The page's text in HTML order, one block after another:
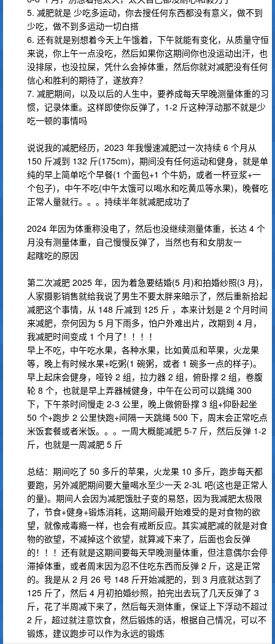
5. 减肥就是 少吃多运动，你去搜任何东西都没有意义，做不到
少吃，做不到多运动一切白搭
6. 还有就是别想着今天上午饿着，下午就能有变化，从质量守恒
来说，你上午一点没吃，然后如果你这期间你也没运动出汗，也
没排尿，也没拉屎，凭什么会掉体重，然后你就对减肥没有任何
信心和胜利的期待了，遂放弃？
7. 减肥期间，以及以后的人生中，要养成每天早晚测量体重的习
惯，记录体重。这样即使你反弹了，1-2 斤这种浮动那不就是少
吃一顿的事情吗
说说我的减肥经历，2023 年我慢速减肥过一次持续 6 个月从
150 斤减到 132 斤(175cm)，期间没有任何运动和健身，就是单
纯的早上简单吃个早餐(1 个面包+1 个牛奶，或者一杯豆浆+一
个包子)，中午不吃(中午太饿可以喝水和吃黄瓜等水果)，晚餐吃
正常人量就行。。。持续半年就减肥成功了
2024 年因为体重称没电了，然后也没继续测量体重，长达 4 个
月没有测量体重，自己慢慢反弹了，当然也有和女朋友一
起瞎吃的原因
第二次减肥 2025 年，因为着急要结婚(5 月)和拍婚纱照(3 月)，
人家摄影销售就给我说了男生不要太胖来暗示了，然后重新拾起
减肥这个事情，从 148 斤减到 125 斤 ，本来计划是 2 个月时间
来减肥，奈何因为 5 月下雨多，怕户外难出片，改期到 4 月，
我减肥时间变成 1 个月了！！！！
早上不吃，中午吃水果，各种水果，比如黄瓜和苹果，火龙果
等，晚上有时候水果+吃粥(1 碗粥，或者 1 碗多一点的样子)。
早上起床会健身，哑铃 2 组，拉力器 2 组，俯卧撑 2 组，卷腹
轮 8 个，也就是早上弄器械健身，中午在公司可以跳绳 300
下，下午茶时间慢走 2-3 公里，晚上做俯卧撑 3 组+仰卧起坐
50 个+跑步 2 公里快跑+间隔一天跳绳 500 下，周末会正常吃点
米饭套餐或者米饭。。。一周大概能减肥 5-7 斤，然后反弹 1-2
斤，也就是一周减肥 5 斤
总结：期间吃了 50 多斤的苹果，火龙果 10 多斤，跑步每天都
要跑，另外减肥期间要大量喝水至少一天 2-3L 吧(这也是正常人
的量)。期间人会因为减肥饿肚子变的易怒，因为我减肥太极限
了，节食+健身+锻炼消耗，这期间最开始难受的是对食物的欲
望，就像戒毒瘾一样，也会有戒断反应。其实减肥减的就是对食
物的欲望，不减掉这个欲望，就算减下来了，后面也会反弹
的！！！还有就是这期间要每天早晚测量体重，但注意偶尔会停
滞掉体重，或者周末因为忍不住吃东西而反弹 2 斤，这是正常
的。我是从 2 月 26 号 148 斤开始减肥的，到 3 月底就达到了
125 斤了，然后 4 月初拍婚纱照，拍完出去玩了几天反弹了 3
斤，花了半周减下来了，然后每天测体重，保证上下浮动不超过
2 斤，超过就注意饮食，然后锻炼的话，根据自己情况，可以不
锻炼，建议跑步可以作为永远的锻炼